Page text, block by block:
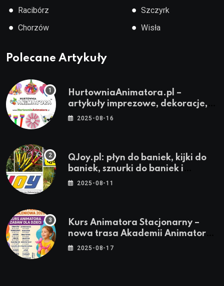
● Racibórz
● Chorzów
● Szczyrk
● Wisła
Polecane Artykuły
HurtowniaAnimatora.pl –
artykuły imprezowe, dekoracje,
stroje i akcesoria dla animatorów
2025-08-16
QJoy.pl: płyn do baniek, kijki do
baniek, sznurki do baniek i
zestawy do baniek
2025-08-11
Kurs Animatora Stacjonarny –
nowa trasa Akademii Animatora
– jesień 2025
2025-08-17